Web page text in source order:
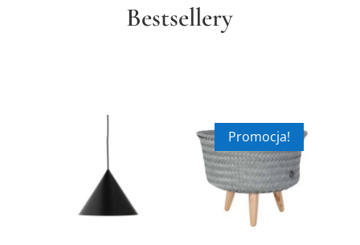
Bestsellery
Promocja!